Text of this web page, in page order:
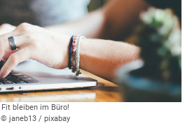
Fit bleiben im Büro!
© janeb13 / pixabay